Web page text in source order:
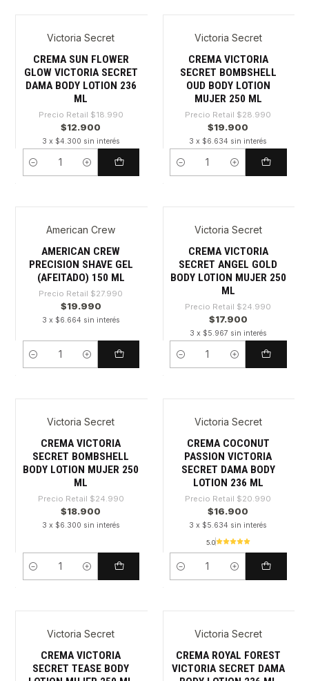
-32%Victoria Secret
CREMA SUN FLOWER
GLOW VICTORIA SECRET
DAMA BODY LOTION 236
ML
Precio Retail $18.990
$12.900
3 x $4.300 sin interés
Cantidad
-31%Victoria Secret
CREMA VICTORIA
SECRET BOMBSHELL
OUD BODY LOTION
MUJER 250 ML
Precio Retail $28.990
$19.900
3 x $6.634 sin interés
Cantidad
-28%American Crew
AMERICAN CREW
PRECISION SHAVE GEL
(AFEITADO) 150 ML
Precio Retail $27.990
$19.990
3 x $6.664 sin interés
Cantidad
-28%Victoria Secret
CREMA VICTORIA
SECRET ANGEL GOLD
BODY LOTION MUJER 250
ML
Precio Retail $24.990
$17.900
3 x $5.967 sin interés
Cantidad
-24%Victoria Secret
CREMA VICTORIA
SECRET BOMBSHELL
BODY LOTION MUJER 250
ML
Precio Retail $24.990
$18.900
3 x $6.300 sin interés
Cantidad
-19%Victoria Secret
CREMA COCONUT
PASSION VICTORIA
SECRET DAMA BODY
LOTION 236 ML
Precio Retail $20.990
$16.900
3 x $5.634 sin interés
5.0
Cantidad
-32%Victoria Secret
CREMA VICTORIA
SECRET TEASE BODY
-32%Victoria Secret
CREMA ROYAL FOREST
VICTORIA SECRET DAMA